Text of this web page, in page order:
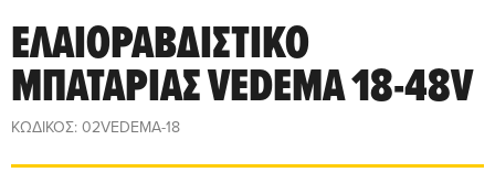
ΕΛΑΙΟΡΑΒΔΙΣΤΙΚΟ
ΜΠΑΤΑΡΙΑΣ VEDEMA 18-48V
ΚΩΔΙΚΟΣ: 02VEDEMA-18